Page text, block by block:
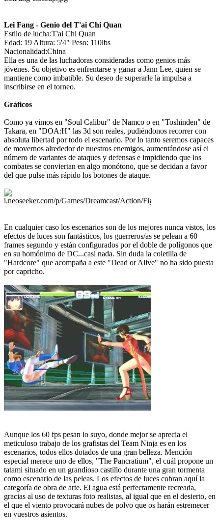
Lei Fang - Genio del T'ai Chi Quan
Estilo de lucha:T'ai Chi Quan
Edad: 19 Altura: 5'4" Peso: 110lbs
Nacionalidad:China
Ella es una de las luchadoras consideradas como genios más
jóvenes. Su objetivo es enfrentarse y ganar a Jann Lee, quien se
mantiene como imbatible. Su deseo de superarle la impulsa a
inscribirse en el torneo.
Gráficos
Como ya vimos en "Soul Calibur" de Namco o en "Toshinden" de
Takara, en "DOA:H" las 3d son reales, pudiéndonos recorrer con
absoluta libertad por todo el escenario. Por lo tanto seremos capaces
de movernos alrededor de nuestros enemigos, aumentándose así el
número de variantes de ataques y defensas e impidiendo que los
combates se conviertan en algo monótono, que se decidan a favor
del que pulse más rápido los botones de ataque.
En cualquier caso los escenarios son de los mejores nunca vistos, los
efectos de luces son fantásticos, los guerreros/as se pelean a 60
frames segundo y están configurados por el doble de polígonos que
en su homónimo de DC...casi nada. Sin duda la coletilla de
"Hardcore" que acompaña a este "Dead or Alive" no ha sido puesta
por capricho.
Aunque los 60 fps pesan lo suyo, donde mejor se aprecia el
meticuloso trabajo de los grafistas del Team Ninja es en los
escenarios, todos ellos dotados de una gran belleza. Mención
especial merece uno de ellos, "The Pancratium", el cuál propone un
tatami situado en un grandioso castillo durante una gran tormenta
como escenario de las peleas. Los efectos de luces cobran aquí la
categoría de obra de arte. El agua está perfectamente recreada,
gracias al uso de texturas foto realistas, al igual que en el desierto, en
el que el viento provocará nubes de polvo que os harán estremecer
en vuestros asientos.